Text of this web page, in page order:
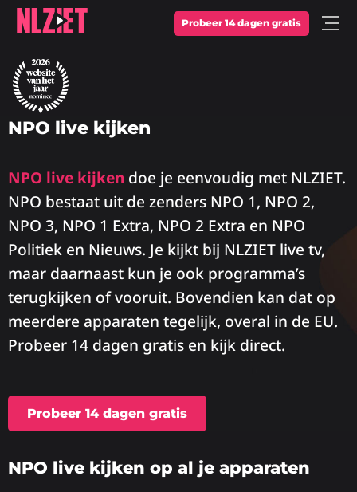
Probeer 14 dagen gratis Open
NPO live kijken
NPO live kijken doe je eenvoudig met NLZIET.
NPO bestaat uit de zenders NPO 1, NPO 2,
NPO 3, NPO 1 Extra, NPO 2 Extra en NPO
Politiek en Nieuws. Je kijkt bij NLZIET live tv,
maar daarnaast kun je ook programma’s
terugkijken of vooruit. Bovendien kan dat op
meerdere apparaten tegelijk, overal in de EU.
Probeer 14 dagen gratis en kijk direct.
Probeer 14 dagen gratis
NPO live kijken op al je apparaten